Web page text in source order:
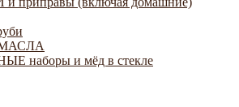
МАСЛА
наборы и мёд в стекле